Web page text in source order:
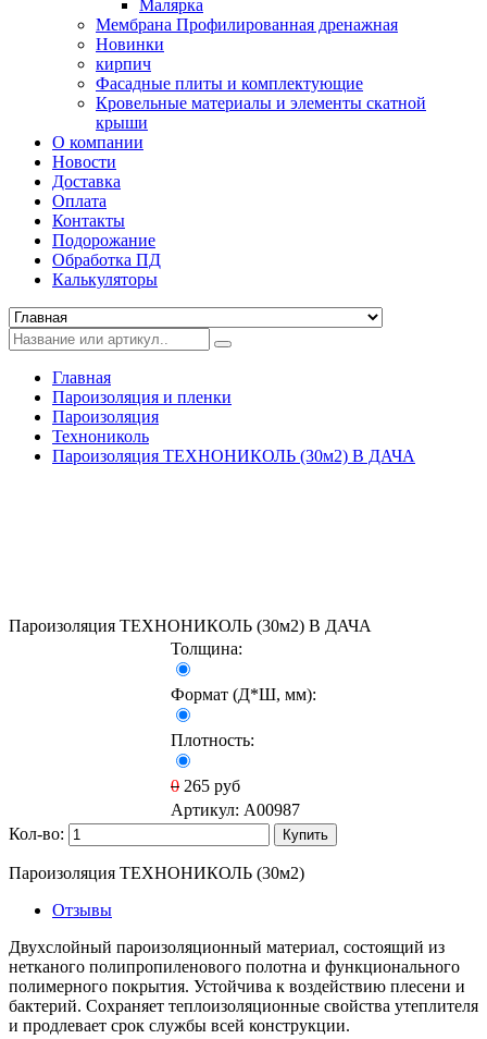
Малярка
Мембрана Профилированная дренажная
Новинки
кирпич
Фасадные плиты и комплектующие
Кровельные материалы и элементы скатной
крыши
О компании
Новости
Доставка
Оплата
Контакты
Подорожание
Обработка ПД
Калькуляторы
Главная
Пароизоляция и пленки
Пароизоляция
Технониколь
Пароизоляция ТЕХНОНИКОЛЬ (30м2) B ДАЧА
Пароизоляция ТЕХНОНИКОЛЬ (30м2) B ДАЧА
Толщина:
Формат (Д*Ш, мм):
Плотность:
0 265 руб
Артикул: A00987
Кол-во:
Купить
Пароизоляция ТЕХНОНИКОЛЬ (30м2)
Отзывы
Двухслойный пароизоляционный материал, состоящий из
нетканого полипропиленового полотна и функционального
полимерного покрытия. Устойчива к воздействию плесени и
бактерий. Сохраняет теплоизоляционные свойства утеплителя
и продлевает срок службы всей конструкции.